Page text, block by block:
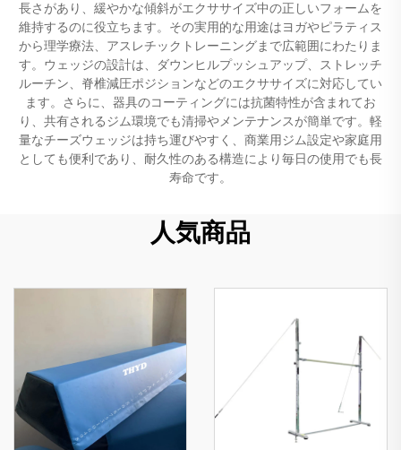
長さがあり、緩やかな傾斜がエクササイズ中の正しいフォームを
維持するのに役立ちます。その実用的な用途はヨガやピラティス
から理学療法、アスレチックトレーニングまで広範囲にわたりま
す。ウェッジの設計は、ダウンヒルプッシュアップ、ストレッチ
ルーチン、脊椎減圧ポジションなどのエクササイズに対応してい
ます。さらに、器具のコーティングには抗菌特性が含まれてお
り、共有されるジム環境でも清掃やメンテナンスが簡単です。軽
量なチーズウェッジは持ち運びやすく、商業用ジム設定や家庭用
としても便利であり、耐久性のある構造により毎日の使用でも長
寿命です。
人気商品